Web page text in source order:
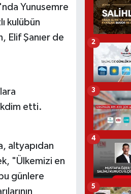
Yunusemre
kulübün
Elif Şanıer de
etti.
altyapıdan
"Ülkemizi en
günlere
2
3
4
5